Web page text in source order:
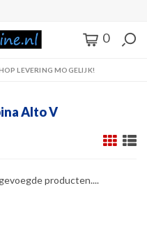
0
LEVERING MOGELIJK!
Alto V
producten....